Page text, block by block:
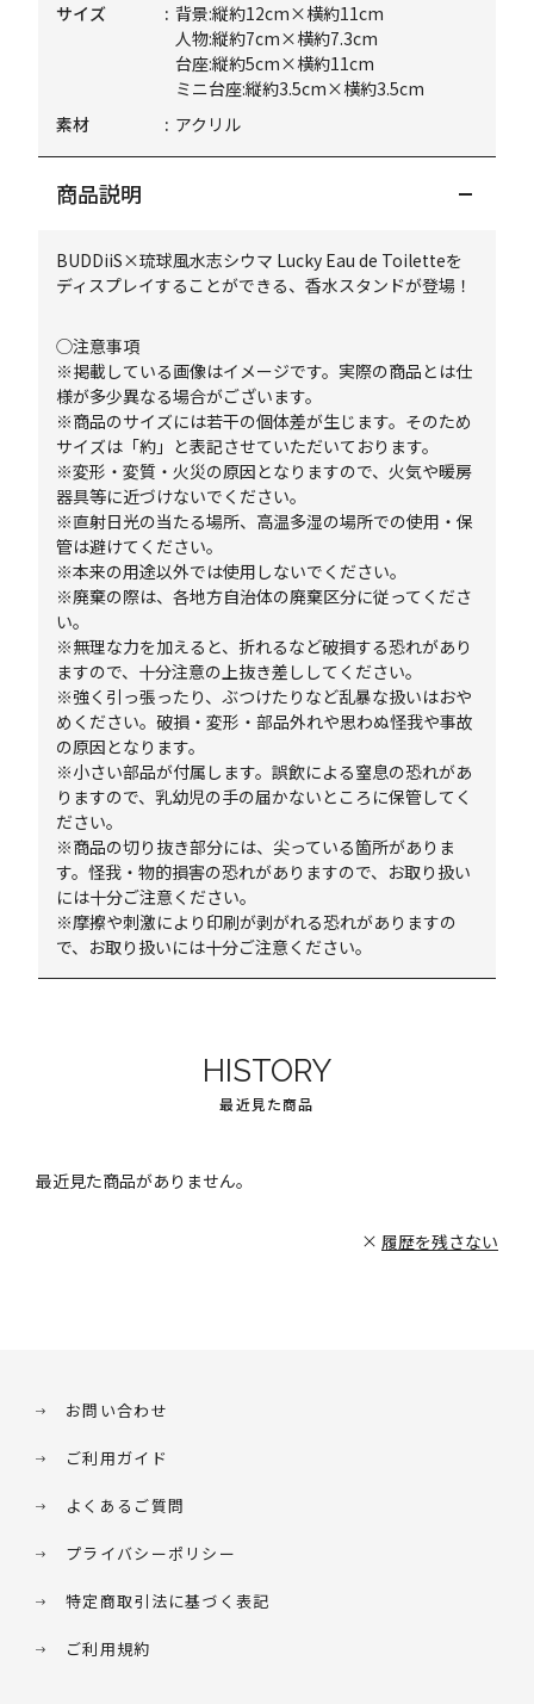
サイズ
背景:縦約12cm×横約11cm
人物:縦約7cm×横約7.3cm
台座:縦約5cm×横約11cm
ミニ台座:縦約3.5cm×横約3.5cm
素材
アクリル
商品説明
BUDDiiS×琉球風水志シウマ Lucky Eau de Toiletteを
ディスプレイすることができる、香水スタンドが登場！
◯注意事項
※掲載している画像はイメージです。実際の商品とは仕
様が多少異なる場合がございます。
※商品のサイズには若干の個体差が生じます。そのため
サイズは「約」と表記させていただいております。
※変形・変質・火災の原因となりますので、火気や暖房
器具等に近づけないでください。
※直射日光の当たる場所、高温多湿の場所での使用・保
管は避けてください。
※本来の用途以外では使用しないでください。
※廃棄の際は、各地方自治体の廃棄区分に従ってくださ
い。
※無理な力を加えると、折れるなど破損する恐れがあり
ますので、十分注意の上抜き差ししてください。
※強く引っ張ったり、ぶつけたりなど乱暴な扱いはおや
めください。破損・変形・部品外れや思わぬ怪我や事故
の原因となります。
※小さい部品が付属します。誤飲による窒息の恐れがあ
りますので、乳幼児の手の届かないところに保管してく
ださい。
※商品の切り抜き部分には、尖っている箇所がありま
す。怪我・物的損害の恐れがありますので、お取り扱い
には十分ご注意ください。
※摩擦や刺激により印刷が剥がれる恐れがありますの
で、お取り扱いには十分ご注意ください。
HISTORY
最近見た商品
最近見た商品がありません。
履歴を残さない
お問い合わせ
ご利用ガイド
よくあるご質問
プライバシーポリシー
特定商取引法に基づく表記
ご利用規約